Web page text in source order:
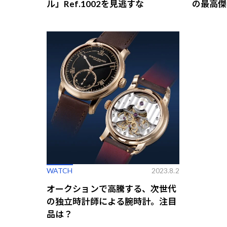
ル」Ref.1002を見逃すな の最高
WATCH 2023.8.2
オークションで高騰する、次世代
の独立時計師による腕時計。注目
品は？